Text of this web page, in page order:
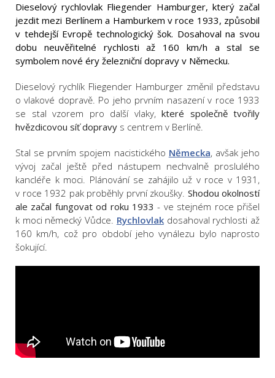
Dieselový rychlovlak Fliegender Hamburger, který začal
jezdit mezi Berlínem a Hamburkem v roce 1933, způsobil
v tehdejší Evropě technologický šok. Dosahoval na svou
dobu neuvěřitelné rychlosti až 160 km/h a stal se
symbolem nové éry železniční dopravy v Německu.
Dieselový rychlík Fliegender Hamburger změnil představu
o vlakové dopravě. Po jeho prvním nasazení v roce 1933
se stal vzorem pro další vlaky, které společně tvořily
hvězdicovou síť dopravy s centrem v Berlíně.
Stal se prvním spojem nacistického Německa, avšak jeho
vývoj začal ještě před nástupem nechvalně proslulého
kancléře k moci. Plánování se zahájilo už v roce v 1931,
v roce 1932 pak proběhly první zkoušky. Shodou okolností
ale začal fungovat od roku 1933 - ve stejném roce přišel
k moci německý Vůdce. Rychlovlakdosahoval rychlosti až
160 km/h, což pro období jeho vynálezu bylo naprosto
šokující.